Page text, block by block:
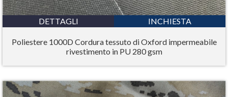
DETTAGLI INCHIESTA
Poliestere 1000D Cordura tessuto di Oxford impermeabile
rivestimento in PU 280 gsm